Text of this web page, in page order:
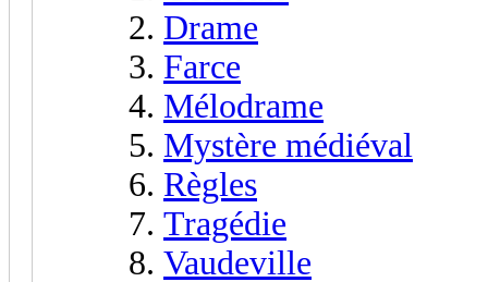
Drame
Farce
Mélodrame
Mystère médiéval
Règles
Tragédie
Vaudeville